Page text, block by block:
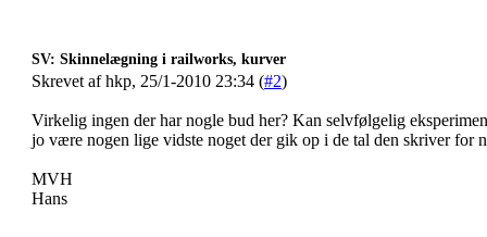
SV: Skinnelægning i railworks, kurver
Skrevet af hkp, 25/1-2010 23:34 (#2)
Virkelig ingen der har nogle bud her? Kan selvfølgelig
jo være nogen lige vidste noget der gik op i de tal den skriver for
MVH
Hans